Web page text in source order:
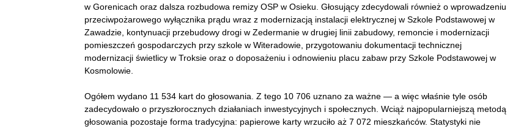
w Gorenicach oraz dalsza rozbudowa remizy OSP w Osieku. Głosujący zdecydowali również o wprowadzeniu
przeciwpożarowego wyłącznika prądu wraz z modernizacją instalacji elektrycznej w Szkole Podstawowej w
Zawadzie, kontynuacji przebudowy drogi w Zedermanie w drugiej linii zabudowy, remoncie i modernizacji
pomieszczeń gospodarczych przy szkole w Witeradowie, przygotowaniu dokumentacji technicznej
modernizacji świetlicy w Troksie oraz o doposażeniu i odnowieniu placu zabaw przy Szkole Podstawowej w
Kosmolowie.
Ogółem wydano 11 534 kart do głosowania. Z tego 10 706 uznano za ważne — a więc właśnie tyle osób
zadecydowało o przyszłorocznych działaniach inwestycyjnych i społecznych. Wciąż najpopularniejszą metodą
głosowania pozostaje forma tradycyjna: papierowe karty wrzuciło aż 7 072 mieszkańców. Statystyki nie